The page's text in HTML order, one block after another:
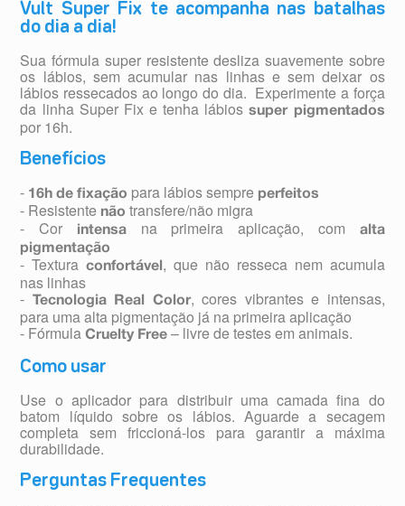
Vult Super Fix te acompanha nas batalhas
do dia a dia!
Sua fórmula super resistente desliza suavemente sobre
os lábios, sem acumular nas linhas e sem deixar os
lábios ressecados ao longo do dia. Experimente a força
da linha Super Fix e tenha lábiossuper pigmentados
por 16h.
Benefícios
- 16h de fixação para lábios sempre perfeitos
- Resistente não transfere/não migra
- Cor
intensana primeira aplicação, com
alta
pigmentação
- Texturaconfortável , que não resseca nem acumula
nas linhas
- Tecnologia Real Color, cores vibrantes e intensas,
para uma alta pigmentação já na primeira aplicação
- FórmulaCruelty Free – livre de testes em animais.
Como usar
Use o aplicador para distribuir uma camada fina do
batom líquido sobre os lábios. Aguarde a secagem
completa sem friccioná-los para garantir a máxima
durabilidade.
Perguntas Frequentes